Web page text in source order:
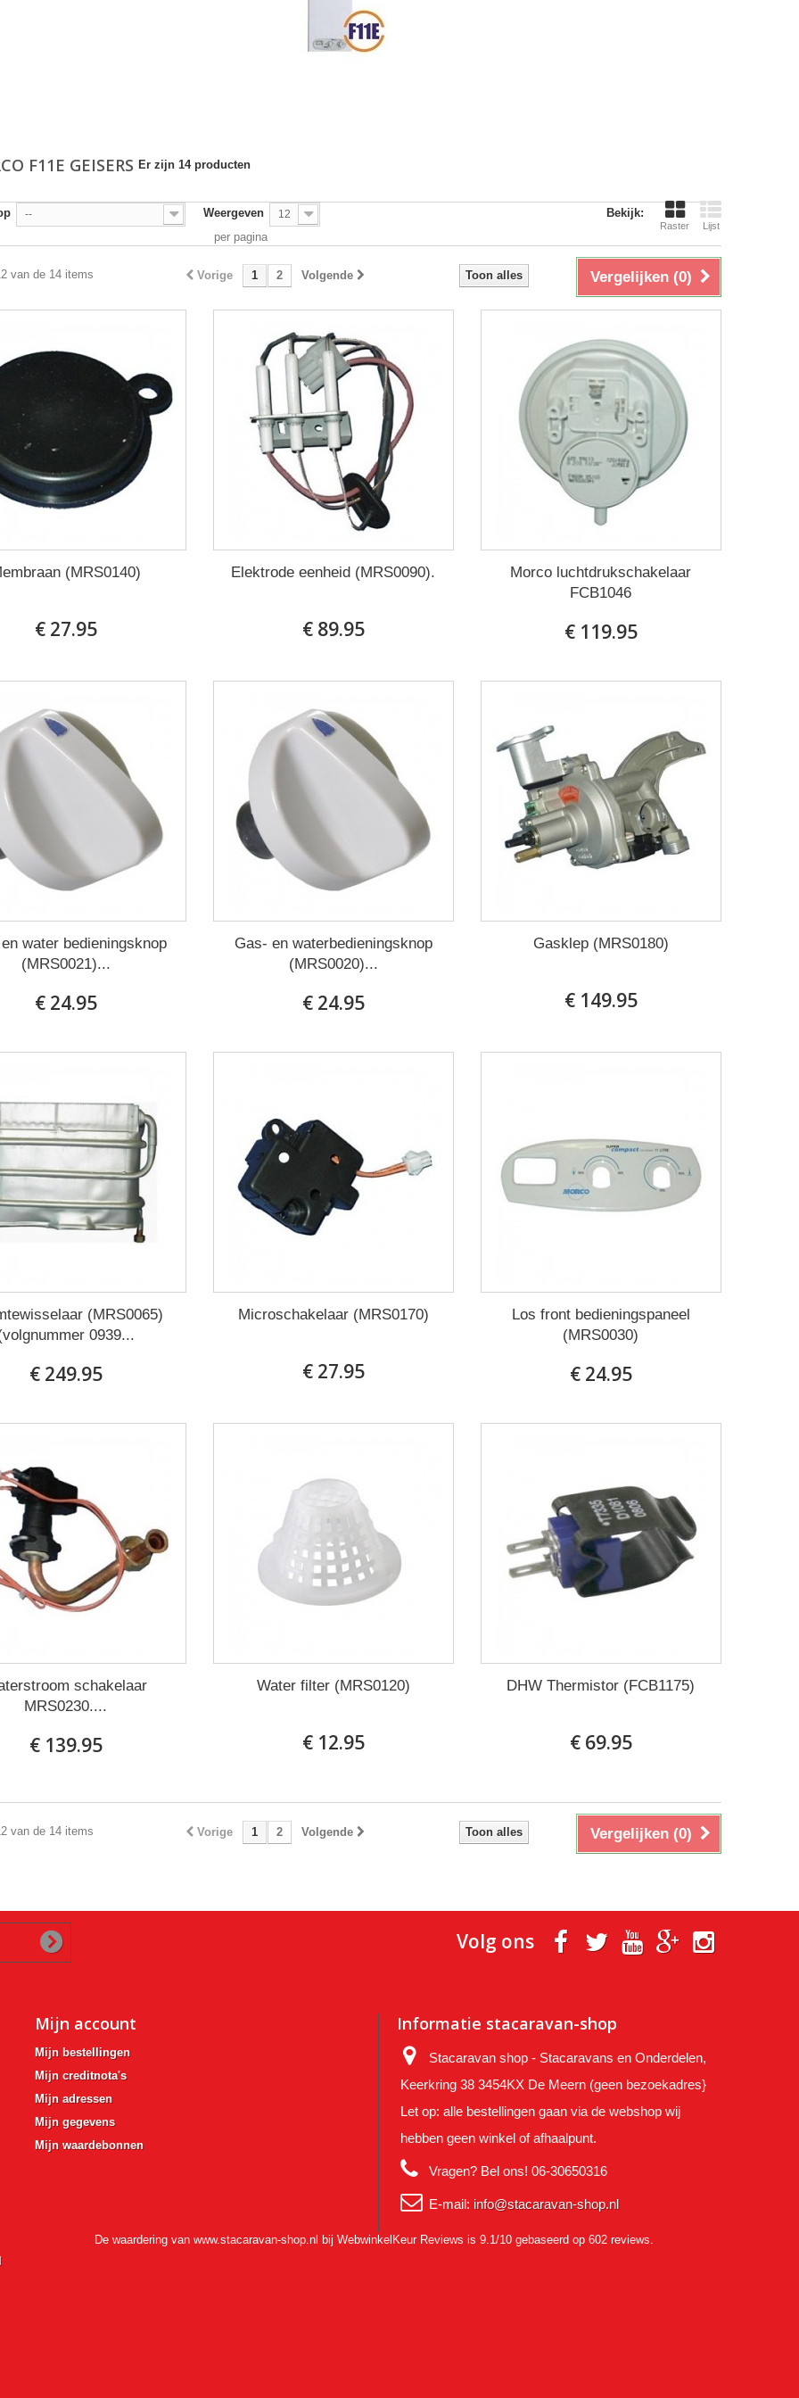
F11E GEISERS Er zijn 14 producten
Bekijk:
Raster Lijst
-- Weergeven 12
per pagina
Vergelijken (0)
Toon alles
Vorige 1 2 Volgende
van de 14 items
(MRS0140)
€ 27.95
Elektrode eenheid (MRS0090).
€ 89.95
Morco luchtdrukschakelaar
FCB1046
€ 119.95
water bedieningsknop
(MRS0021)...
€ 24.95
Gas- en waterbedieningsknop
(MRS0020)...
€ 24.95
Gasklep (MRS0180)
€ 149.95
(MRS0065)
0939...
€ 249.95
Microschakelaar (MRS0170)
€ 27.95
Los front bedieningspaneel
(MRS0030)
€ 24.95
schakelaar
MRS0230....
€ 139.95
Water filter (MRS0120)
€ 12.95
DHW Thermistor (FCB1175)
€ 69.95
Vergelijken (0)
Toon alles
Vorige 1 2 Volgende
van de 14 items
Volg ons
Mijn account
Mijn bestellingen
Mijn creditnota's
Mijn adressen
Mijn gegevens
Mijn waardebonnen
Informatie stacaravan-shop
Stacaravan shop - Stacaravans en Onderdelen,
Keerkring 38 3454KX De Meern (geen bezoekadres}
Let op: alle bestellingen gaan via de webshop wij
hebben geen winkel of afhaalpunt.
Vragen? Bel ons! 06-30650316
E-mail: info@stacaravan-shop.nl
De waardering van www.stacaravan-shop.nl bij WebwinkelKeur Reviews is 9.1/10 gebaseerd op 602 reviews.